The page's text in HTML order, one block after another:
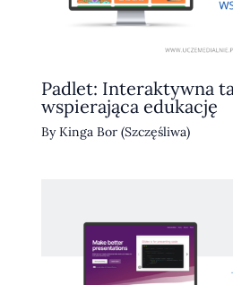
Padlet: Interaktywna
wspierająca edukację
ByKinga Bor (Szczęśliwa)